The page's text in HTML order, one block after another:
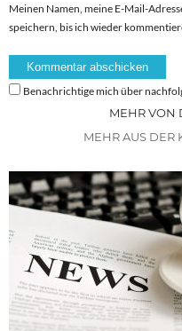
Meinen Namen, meine E-Mail-
speichern, bis ich wieder
Benachrichtige mich über
MEHR VON
MEHR AUS DER